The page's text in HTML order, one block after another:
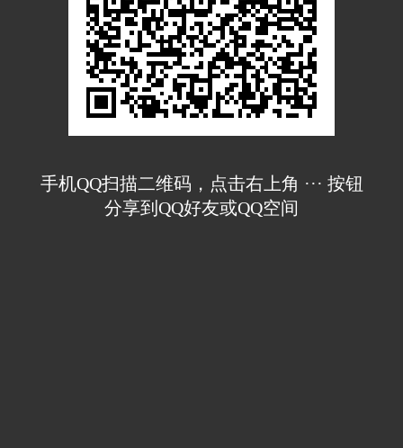
手机QQ扫描二维码，点击右上角 ··· 按钮
分享到QQ好友或QQ空间